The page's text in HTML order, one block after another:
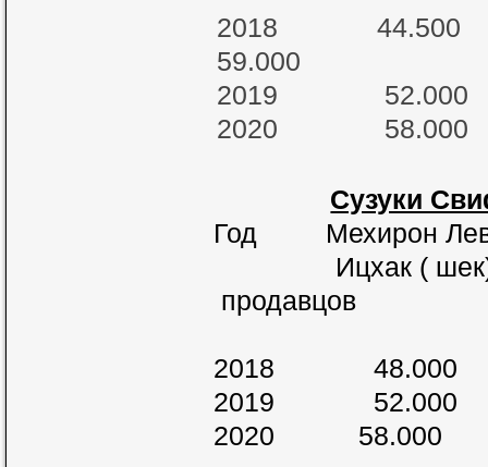
2018
59.000
2019 52.000
2020 58.000
Сузуки
Год Мехирон
Ицхак ( шек)
продавцов
2018 48.000
2019 52.000
2020 58.000